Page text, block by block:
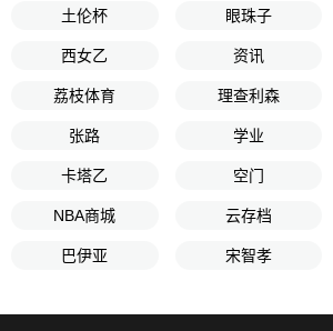
土伦杯 眼珠子
西女乙 资讯
荔枝体育 理查利森
张路 学业
卡塔乙 空门
NBA商城 云存档
巴伊亚 宋智孝